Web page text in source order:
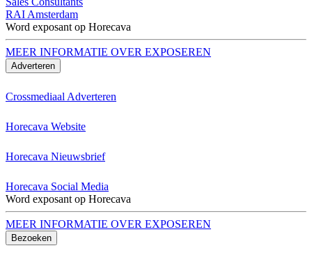
RAI Amsterdam
Word exposant op Horecava
MEER INFORMATIE OVER EXPOSEREN
Adverteren
Crossmediaal Adverteren
Horecava Website
Horecava Nieuwsbrief
Horecava Social Media
Word exposant op Horecava
MEER INFORMATIE OVER EXPOSEREN
Bezoeken